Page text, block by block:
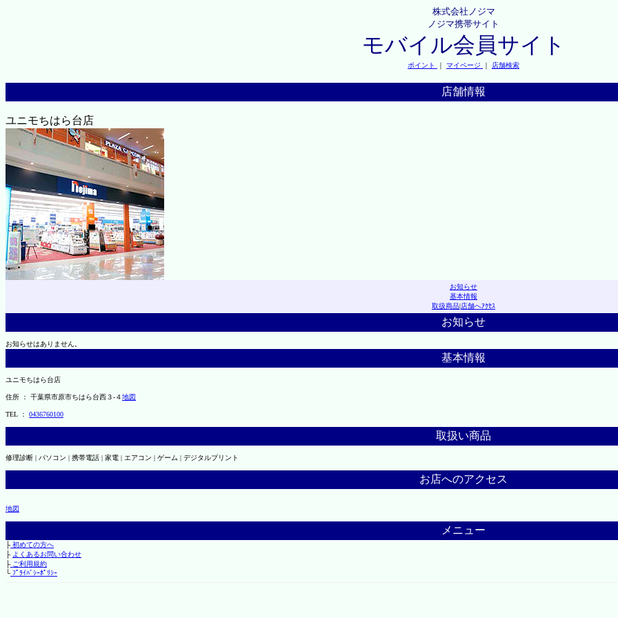
株式会社ノジマ
ノジマ携帯サイト
モバイル会員サイト
ポイント ｜ マイページ ｜ 店舗検索
店舗情報
ユニモちはら台店
お知らせ
基本情報
取扱商品|店舗へｱｸｾｽ
お知らせ
お知らせはありません。
基本情報
ユニモちはら台店
住所 ： 千葉県市原市ちはら台西３-４地図
TEL ： 0436760100
取扱い商品
修理診断 | パソコン | 携帯電話 | 家電 | エアコン | ゲーム | デジタルプリント
お店へのアクセス
地図
メニュー
├初めての方へ
├ よくあるお問い合わせ
├ご利用規約
└ﾌﾟﾗｲﾊﾞｼｰﾎﾟﾘｼｰ